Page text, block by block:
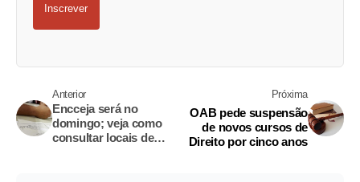
Inscrever
Anterior
Encceja será no
domingo; veja como
consultar locais de
Próxima
OAB pede suspensão
de novos cursos de
Direito por cinco anos